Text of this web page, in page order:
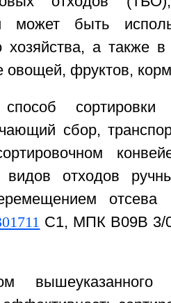
может быть
хозяйства, а также в
овощей, фруктов,
способ
сбор,
видов отходов
отсева
C1, МПК B09B 3/